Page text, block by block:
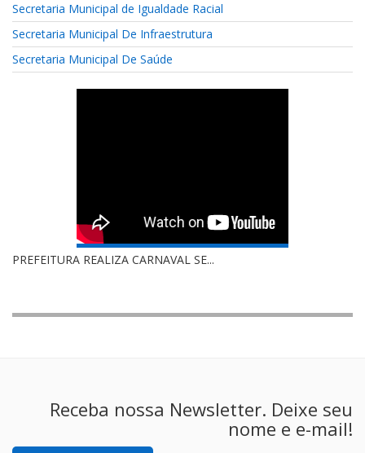
Secretaria Municipal de Igualdade Racial
Secretaria Municipal De Infraestrutura
Secretaria Municipal De Saúde
PREFEITURA REALIZA CARNAVAL SE...
Receba nossa Newsletter. Deixe seu
nome e e-mail!